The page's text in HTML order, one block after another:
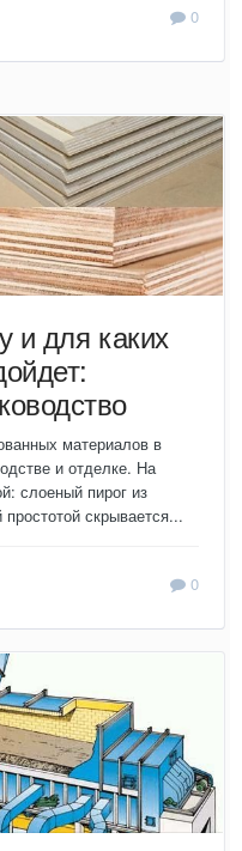
0
и для каких
материалов в
и отделке. На
слоеный пирог из
скрывается...
0